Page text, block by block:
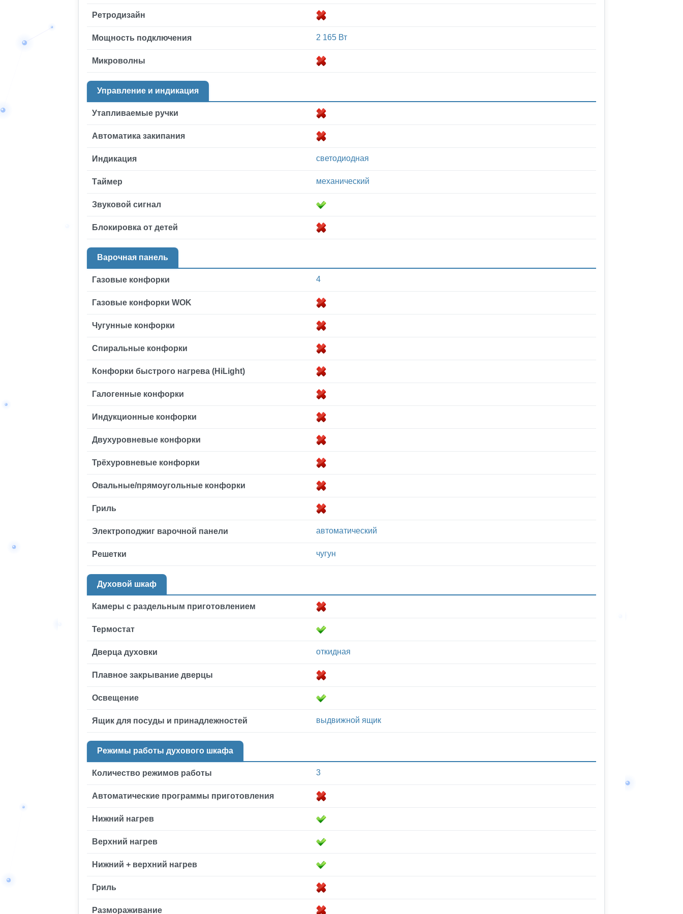
Ретродизайн
Мощность подключения 2 165 Вт
Микроволны
Управление и индикация
Утапливаемые ручки
Автоматика закипания
Индикация светодиодная
Таймер механический
Звуковой сигнал
Блокировка от детей
Варочная панель
Газовые конфорки 4
Газовые конфорки WOK
Чугунные конфорки
Спиральные конфорки
Конфорки быстрого нагрева (HiLight)
Галогенные конфорки
Индукционные конфорки
Двухуровневые конфорки
Трёхуровневые конфорки
Овальные/прямоугольные конфорки
Гриль
Электроподжиг варочной панели автоматический
Решетки чугун
Духовой шкаф
Камеры с раздельным приготовлением
Термостат
Дверца духовки откидная
Плавное закрывание дверцы
Освещение
Ящик для посуды и принадлежностей выдвижной ящик
Режимы работы духового шкафа
Количество режимов работы 3
Автоматические программы приготовления
Нижний нагрев
Верхний нагрев
Нижний + верхний нагрев
Гриль
Размораживание